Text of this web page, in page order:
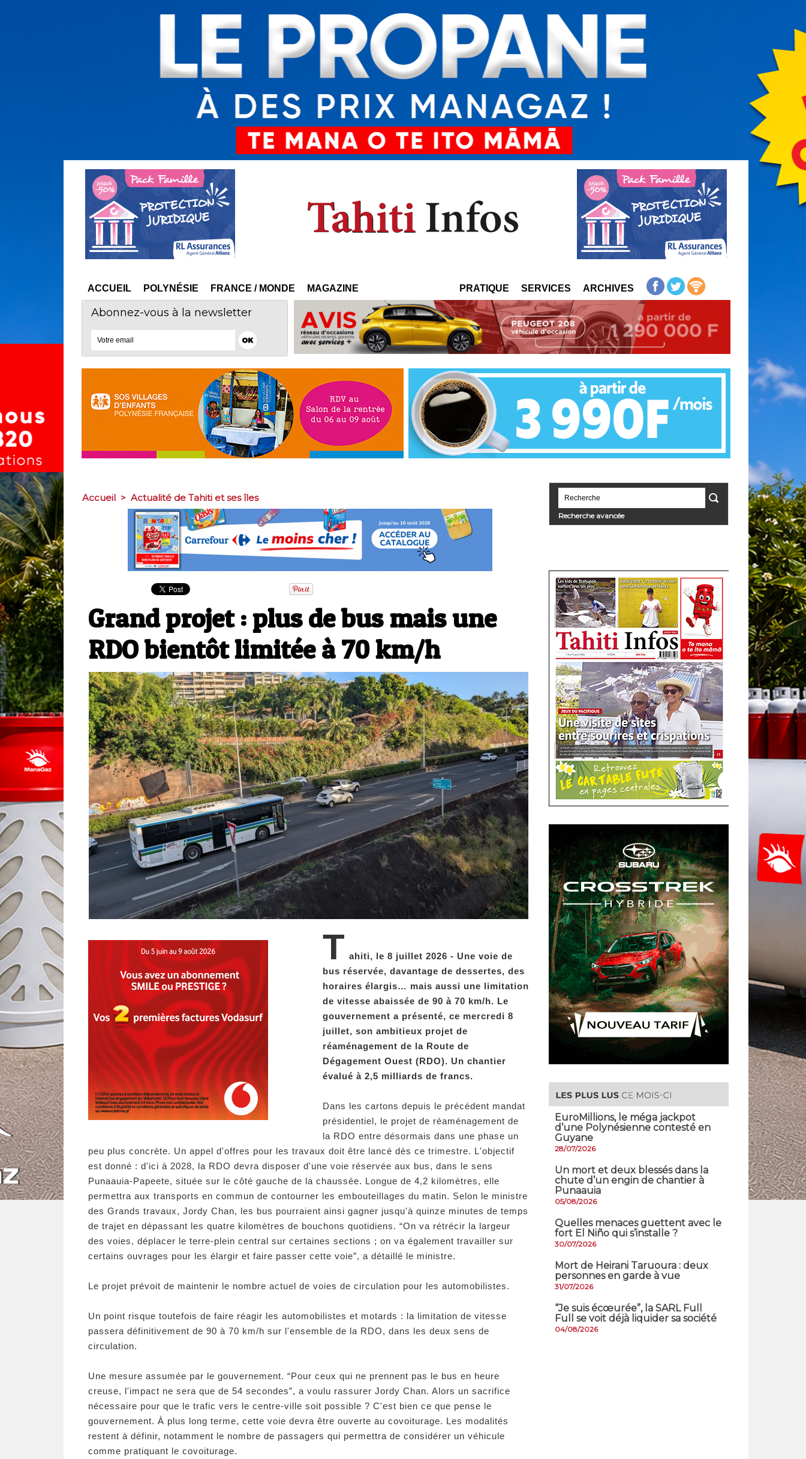
ACCUEIL POLYNÉSIE FRANCE / MONDE MAGAZINE PRATIQUE SERVICES ARCHIVES
Abonnez-vous à la newsletter
Accueil > Actualité de Tahiti et ses îles
Grand projet : plus de bus mais une
RDO bientôt limitée à 70 km/h
T ahiti, le 8 juillet 2026 - Une voie de
bus réservée, davantage de dessertes, des
horaires élargis… mais aussi une limitation
de vitesse abaissée de 90 à 70 km/h. Le
gouvernement a présenté, ce mercredi 8
juillet, son ambitieux projet de
réaménagement de la Route de
Dégagement Ouest (RDO). Un chantier
évalué à 2,5 milliards de francs.
Dans les cartons depuis le précédent mandat
présidentiel, le projet de réaménagement de
la RDO entre désormais dans une phase un
peu plus concrète. Un appel d'offres pour les travaux doit être lancé dès ce trimestre. L'objectif
est donné : d'ici à 2028, la RDO devra disposer d'une voie réservée aux bus, dans le sens
Punaauia-Papeete, située sur le côté gauche de la chaussée. Longue de 4,2 kilomètres, elle
permettra aux transports en commun de contourner les embouteillages du matin. Selon le ministre
des Grands travaux, Jordy Chan, les bus pourraient ainsi gagner jusqu'à quinze minutes de temps
de trajet en dépassant les quatre kilomètres de bouchons quotidiens. “On va rétrécir la largeur
des voies, déplacer le terre-plein central sur certaines sections ; on va également travailler sur
certains ouvrages pour les élargir et faire passer cette voie”, a détaillé le ministre.
Le projet prévoit de maintenir le nombre actuel de voies de circulation pour les automobilistes.
Un point risque toutefois de faire réagir les automobilistes et motards : la limitation de vitesse
passera définitivement de 90 à 70 km/h sur l'ensemble de la RDO, dans les deux sens de
circulation.
Une mesure assumée par le gouvernement. “Pour ceux qui ne prennent pas le bus en heure
creuse, l'impact ne sera que de 54 secondes”, a voulu rassurer Jordy Chan. Alors un sacrifice
nécessaire pour que le trafic vers le centre-ville soit possible ? C'est bien ce que pense le
gouvernement. À plus long terme, cette voie devra être ouverte au covoiturage. Les modalités
restent à définir, notamment le nombre de passagers qui permettra de considérer un véhicule
comme pratiquant le covoiturage.
Recherche avancée
EuroMillions, ​le méga jackpot
d’une Polynésienne contesté en
Guyane
28/07/2026
​Un mort et deux blessés dans la
chute d’un engin de chantier à
Punaauia
05/08/2026
Quelles menaces guettent avec le
fort El Niño qui s’installe ?
30/07/2026
Mort de Heirani Taruoura : deux
personnes en garde à vue
31/07/2026
​“Je suis écœurée”, la SARL Full
Full se voit déjà liquider sa société
04/08/2026